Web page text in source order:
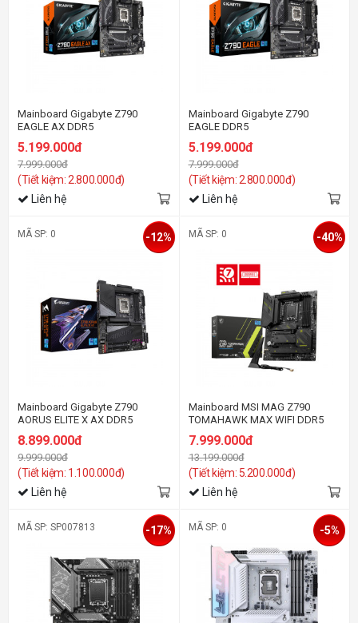
Mainboard Gigabyte Z790
EAGLE AX DDR5
5.199.000đ
7.999.000đ
(Tiết kiệm: 2.800.000đ)
Liên hệ
Mainboard Gigabyte Z790
EAGLE DDR5
5.199.000đ
7.999.000đ
(Tiết kiệm: 2.800.000đ)
Liên hệ
MÃ SP: 0
Mainboard Gigabyte Z790
AORUS ELITE X AX DDR5
(Wifi+Bluetootth)
8.899.000đ
9.999.000đ
(Tiết kiệm: 1.100.000đ)
-12%
Liên hệ
MÃ SP: 0
Mainboard MSI MAG Z790
TOMAHAWK MAX WIFI DDR5
7.999.000đ
13.199.000đ
(Tiết kiệm: 5.200.000đ)
-40%
Liên hệ
MÃ SP: SP007813 -17% MÃ SP: 0 -5%